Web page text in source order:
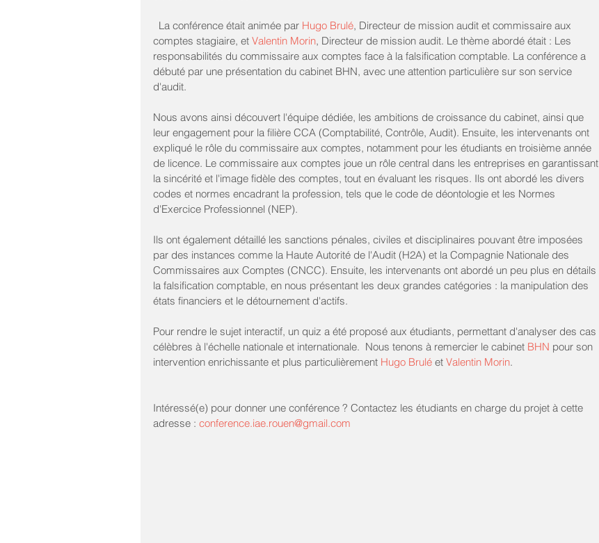
La conférence était animée par Hugo Brulé, Directeur de mission audit et commissaire aux
comptes stagiaire, et Valentin Morin, Directeur de mission audit. Le thème abordé était : Les
responsabilités du commissaire aux comptes face à la falsification comptable. La conférence a
débuté par une présentation du cabinet BHN, avec une attention particulière sur son service
d'audit.
Nous avons ainsi découvert l'équipe dédiée, les ambitions de croissance du cabinet, ainsi que
leur engagement pour la filière CCA (Comptabilité, Contrôle, Audit). Ensuite, les intervenants ont
expliqué le rôle du commissaire aux comptes, notamment pour les étudiants en troisième année
de licence. Le commissaire aux comptes joue un rôle central dans les entreprises en garantissant
la sincérité et l'image fidèle des comptes, tout en évaluant les risques. Ils ont abordé les divers
codes et normes encadrant la profession, tels que le code de déontologie et les Normes
d'Exercice Professionnel (NEP).
Ils ont également détaillé les sanctions pénales, civiles et disciplinaires pouvant être imposées
par des instances comme la Haute Autorité de l'Audit (H2A) et la Compagnie Nationale des
Commissaires aux Comptes (CNCC). Ensuite, les intervenants ont abordé un peu plus en détails
la falsification comptable, en nous présentant les deux grandes catégories : la manipulation des
états financiers et le détournement d'actifs.
Pour rendre le sujet interactif, un quiz a été proposé aux étudiants, permettant d'analyser des cas
célèbres à l'échelle nationale et internationale.  Nous tenons à remercier le cabinet BHN pour son
intervention enrichissante et plus particulièrement Hugo Brulé et Valentin Morin.
Intéressé(e) pour donner une conférence ? Contactez les étudiants en charge du projet à cette
adresse : conference.iae.rouen@gmail.com